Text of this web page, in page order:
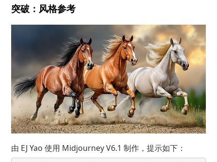
突破：风格参考
由 EJ Yao 使用 Midjourney V6.1 制作，提示如下：